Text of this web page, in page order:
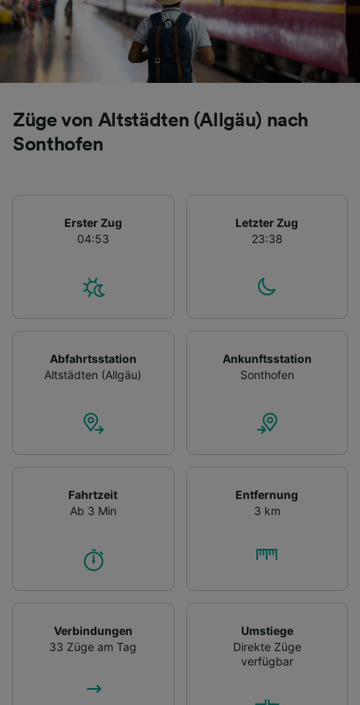
Züge von Altstädten (Allgäu) nach
Sonthofen
Erster Zug
04:53
Letzter Zug
23:38
Abfahrtsstation
Altstädten (Allgäu)
Ankunftsstation
Sonthofen
Fahrtzeit
Ab 3 Min
Entfernung
3 km
Verbindungen
33 Züge am Tag
Umstiege
Direkte Züge
verfügbar